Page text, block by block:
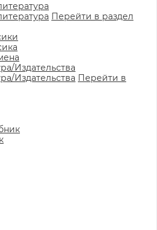
Перейти в раздел
Издательства
Издательства Перейти в